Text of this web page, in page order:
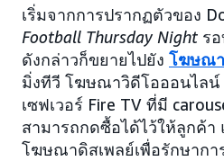
เริ่มจากการปรากฏตัวของ
Football Thursday Night ร
ดังกล่าวก็ขยายไปยัง โฆษณา
มิ่งทีวี โฆษณาวิดีโอออนไลน์
เซฟเวอร์ Fire TV ที่มี
สามารถกดซื้อได้ไว้ให้ลูกค้า
โฆษณาดิสเพลย์เพื่อรักษากา